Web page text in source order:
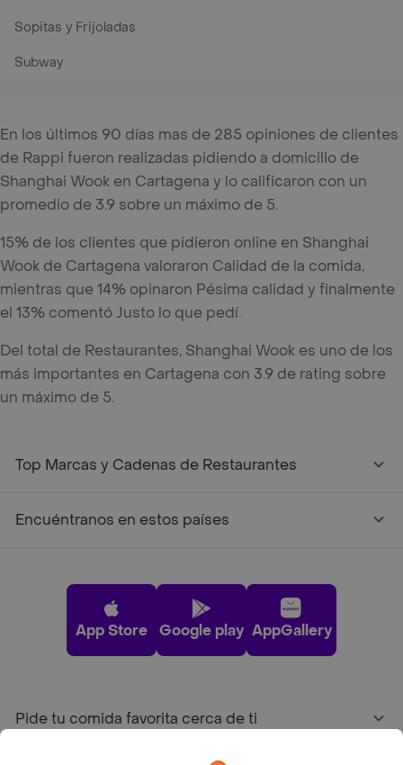
Sopitas y Frijoladas
Subway
En los últimos 90 días mas de 285 opiniones de clientes
de Rappi fueron realizadas pidiendo a domicilio de
Shanghai Wook en Cartagena y lo calificaron con un
promedio de 3.9 sobre un máximo de 5.
15% de los clientes que pidieron online en Shanghai
Wook de Cartagena valoraron Calidad de la comida,
mientras que 14% opinaron Pésima calidad y finalmente
el 13% comentó Justo lo que pedí.
Del total de Restaurantes, Shanghai Wook es uno de los
más importantes en Cartagena con 3.9 de rating sobre
un máximo de 5.
Top Marcas y Cadenas de Restaurantes
Encuéntranos en estos países
App Store Google play AppGallery
Pide tu comida favorita cerca de ti